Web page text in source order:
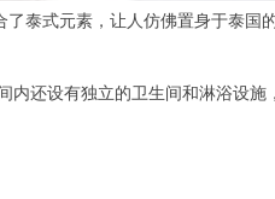
式元素，让人仿佛置身于泰国的
设有独立的卫生间和淋浴设施